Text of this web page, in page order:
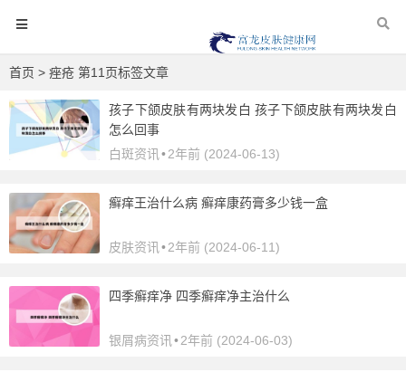
首页 > 痤疮 第11页标签文章
孩子下颌皮肤有两块发白 孩子下颌皮肤有两块发白
怎么回事
白斑资讯 •2年前 (2024-06-13)
癣痒王治什么病 癣痒康药膏多少钱一盒
皮肤资讯 •2年前 (2024-06-11)
四季癣痒净 四季癣痒净主治什么
银屑病资讯 •2年前 (2024-06-03)